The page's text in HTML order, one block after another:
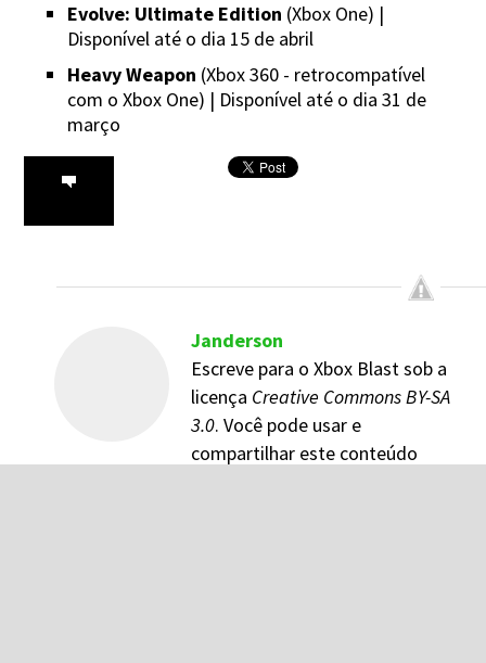
Evolve: Ultimate Edition (Xbox One) |
Disponível até o dia 15 de abril
Heavy Weapon (Xbox 360 - retrocompatível
com o Xbox One) | Disponível até o dia 31 de
março
Janderson
Escreve para o Xbox Blast sob a
licença Creative Commons BY-SA
3.0. Você pode usar e
compartilhar este conteúdo